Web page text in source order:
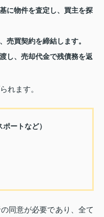
に物件を査定し、買主を探
売買契約を締結します。
し、売却代金で残債務を返
れます。
ートなど）
同意が必要であり、全て